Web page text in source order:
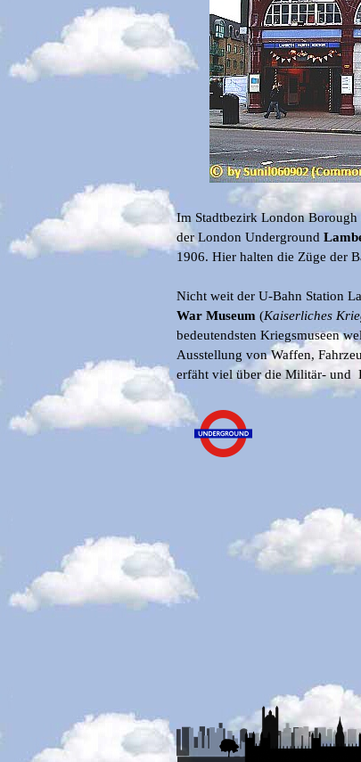
Im Stadtbezirk London
der London Underground
1906. Hier halten die Züge der
Nicht weit der U-Bahn Station
War Museum (Kaiserliches
bedeutendsten Kriegsmuseen
Ausstellung von Waffen,
erfäht viel über die Militär- und